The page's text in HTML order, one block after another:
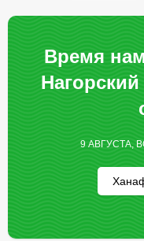
Время
9 АВГУСТА,